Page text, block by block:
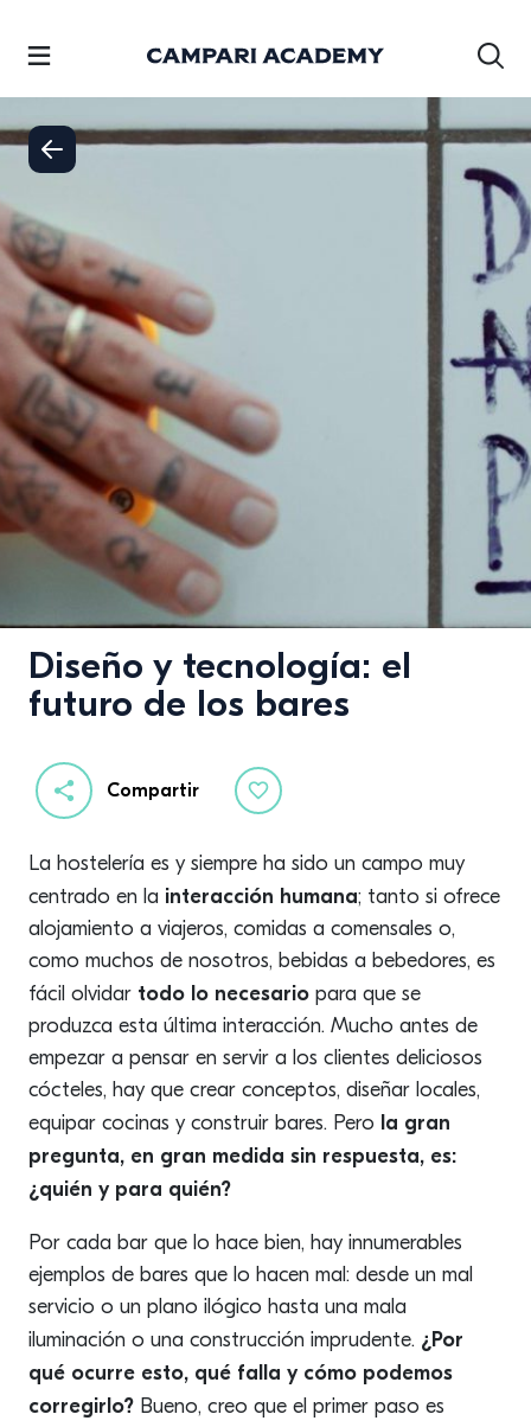
Diseño y tecnología: el
futuro de los bares
Compartir
La hostelería es y siempre ha sido un campo muy
centrado en la interacción humana; tanto si ofrece
alojamiento a viajeros, comidas a comensales o,
como muchos de nosotros, bebidas a bebedores, es
fácil olvidar todo lo necesario para que se
produzca esta última interacción. Mucho antes de
empezar a pensar en servir a los clientes deliciosos
cócteles, hay que crear conceptos, diseñar locales,
equipar cocinas y construir bares. Pero la gran
pregunta, en gran medida sin respuesta, es:
¿quién y para quién?
Por cada bar que lo hace bien, hay innumerables
ejemplos de bares que lo hacen mal: desde un mal
servicio o un plano ilógico hasta una mala
iluminación o una construcción imprudente. ¿Por
qué ocurre esto, qué falla y cómo podemos
corregirlo? Bueno, creo que el primer paso es